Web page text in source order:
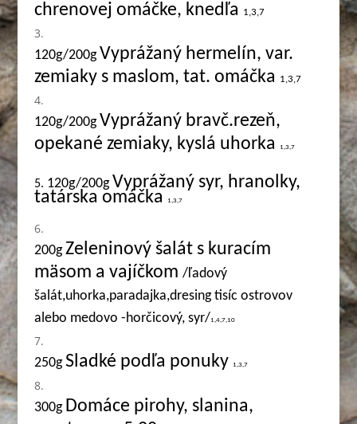
chrenovej omáčke, knedľa
1,3,7
120g/200gVyprážaný hermelín, var.
zemiaky s maslom, tat. omáčka
1,3,7
120g/200gVyprážaný bravč.rezeň,
opekané zemiaky, kyslá uhorka
1,3,7
5. 120g/200gVyprážaný syr, hranolky,
tatárska omáčka 1,3,7
200gZeleninový šalát s kuracím
mäsom a vajíčkom /ľadový
šalát,uhorka,paradajka,dresing tisíc ostrovov
alebo medovo -horčicový, syr/1,4,7,10
250g Sladké podľa ponuky 1,3,7
300g Domáce pirohy, slanina,